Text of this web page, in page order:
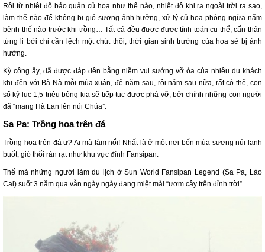
Rồi từ nhiệt độ bảo quản củ hoa như thế nào, nhiệt độ khi ra ngoài trời ra sao,
làm thế nào để không bị gió sương ảnh hưởng, xử lý củ hoa phòng ngừa nấm
bệnh thế nào trước khi trồng… Tất cả đều được được tính toán cụ thể, cẩn thận
từng li bởi chỉ cần lệch một chút thôi, thời gian sinh trưởng của hoa sẽ bị ảnh
hưởng.
Kỳ công ấy, đã được đáp đền bằng niềm vui sướng vỡ òa của nhiều du khách
khi đến với Bà Nà mỗi mùa xuân, để năm sau, rồi năm sau nữa, rất có thể, con
số kỷ lục 1,5 triệu bông kia sẽ tiếp tục được phá vỡ, bởi chính những con người
đã “mang Hà Lan lên núi Chúa”.
Sa Pa: Trồng hoa trên đá
Trồng hoa trên đá ư? Ai mà làm nổi! Nhất là ở một nơi bốn mùa sương núi lạnh
buốt, gió thổi ràn rạt như khu vực đỉnh Fansipan.
Thế mà những người làm du lịch ở Sun World Fansipan Legend (Sa Pa, Lào
Cai) suốt 3 năm qua vẫn ngày ngày đang miệt mài “ươm cây trên đỉnh trời”.